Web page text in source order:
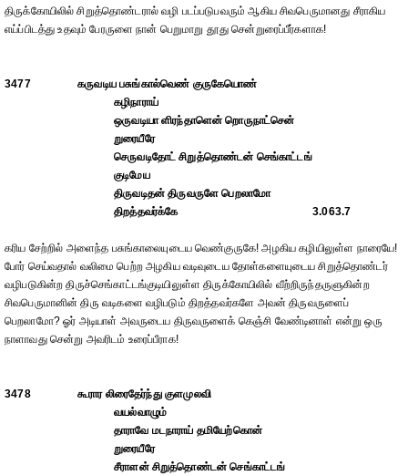
திருக்கோயிலில் சிறுத்தொண்டரால் வழி படப்படுபவரும் ஆகிய சிவபெருமானது சீராகிய
எய்ப்பிடத்து உதவும் பேரருளை நான் பெறுமாறு தூது சென்றுரைப்பீர்களாக!
3477
கருவடிய பசுங்கால்வெண் குருகேயொண்
கழிநாராய்
ஒருவடியா ளிரந்தாளென் றொருநாட்சென்
றுரையீரே
செருவடிதோட் சிறுத்தொண்டன் செங்காட்டங்
குடிமேய
திருவடிதன் திருவருளே பெறலாமோ
திறத்தவர்க்கே
3.063.7
கரிய சேற்றில் அளைந்த பசுங்காலையுடைய வெண்குருகே! அழகிய கழியிலுள்ள நாரையே!
போர் செய்வதால் வலிமை பெற்ற அழகிய வடிவுடைய தோள்களையுடைய சிறுத்தொண்டர்
வழிபடுகின்ற திருச்செங்காட்டங்குடியிலுள்ள திருக்கோயிலில் வீற்றிருந்தருளுகின்ற
சிவபெருமானின் திரு வடிகளை வழிபடும் திறத்தவர்களே அவன் திருவருளைப்
பெறலாமோ? ஓர் அடியாள் அவருடைய திருவருளைக் கெஞ்சி வேண்டினாள் என்று ஒரு
நாளாவது சென்று அவரிடம் உரைப்பீராக!
3478
கூரார லிரைதேர்ந்து குளமுலவி
வயல்வாழும்
தாராவே மடநாராய் தமியேற்கொன்
றுரையீரே
சீராளன் சிறுத்தொண்டன் செங்காட்டங்